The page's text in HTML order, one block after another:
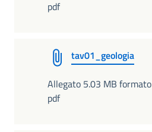
pdf
tav01_geologia
Allegato 5.03 MB formato
pdf